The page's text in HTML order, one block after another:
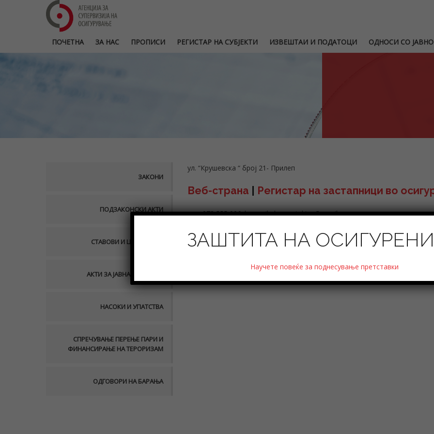
ПОЧЕТНА ЗА НАС ПРОПИСИ РЕГИСТАР НА СУБЈЕКТИ ИЗВЕШТАИ И ПОДАТОЦИ ОДНОСИ СО
ЗАКОНИ
ПОДЗАКОНСКИ АКТИ
СТАВОВИ И ЦИРКУЛАРИ
АКТИ ЗА ЈАВНА РАСПРАВА
НАСОКИ И УПАТСТВА
СПРЕЧУВАЊЕ ПЕРЕЊЕ ПАРИ И
ФИНАНСИРАЊЕ НА ТЕРОРИЗАМ
ОДГОВОРИ НА БАРАЊА
ул. “Крушевска “ број 21- Прилеп
Веб-страна Регистар на застапници во
тел: 073 555 006 | e-mail: dzo.protektor@gmail.com
ЗАШТИТА НА
Научете повеќе за поднесување претставки